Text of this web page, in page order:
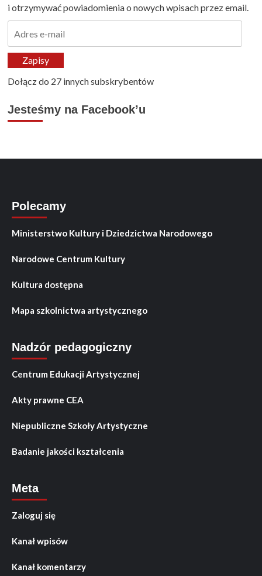
i otrzymywać powiadomienia o nowych wpisach przez email.
mailZapisy
Dołącz do 27 innych subskrybentów
Jesteśmy na Facebook’u
Polecamy
Ministerstwo Kultury i Dziedzictwa Narodowego
Narodowe Centrum Kultury
Kultura dostępna
Mapa szkolnictwa artystycznego
Nadzór pedagogiczny
Centrum Edukacji Artystycznej
Akty prawne CEA
Niepubliczne Szkoły Artystyczne
Badanie jakości kształcenia
Meta
Zaloguj się
Kanał wpisów
Kanał komentarzy